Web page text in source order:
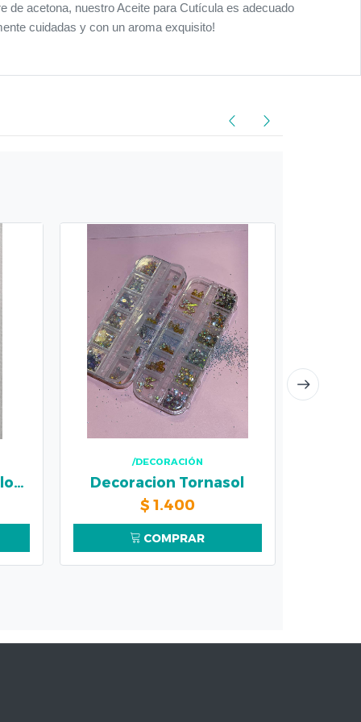
de acetona, nuestro Aceite para Cutícula es adecuado
cuidadas y con un aroma exquisito!
Decoracion Piedra Colores
/DECORACIÓN
Decoracion Tornasol
$ 1.400
COMPRAR